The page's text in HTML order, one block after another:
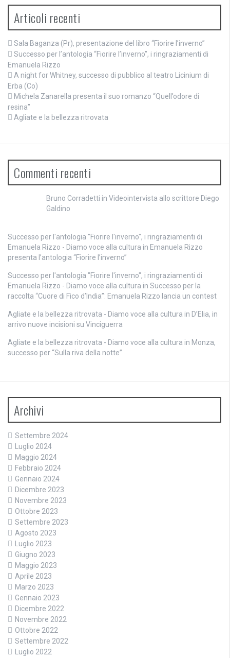
Articoli recenti
Sala Baganza (Pr), presentazione del libro “Fiorire l’inverno”
Successo per l’antologia “Fiorire l’inverno”, i ringraziamenti di
Emanuela Rizzo
A night for Whitney, successo di pubblico al teatro Licinium di
Erba (Co)
Michela Zanarella presenta il suo romanzo “Quell’odore di
resina”
Agliate e la bellezza ritrovata
Commenti recenti
Bruno Corradetti in Videointervista allo scrittore Diego
Galdino
Successo per l'antologia "Fiorire l'inverno", i ringraziamenti di
Emanuela Rizzo - Diamo voce alla cultura in Emanuela Rizzo
presenta l’antologia “Fiorire l’inverno”
Successo per l'antologia "Fiorire l'inverno", i ringraziamenti di
Emanuela Rizzo - Diamo voce alla cultura in Successo per la
raccolta “Cuore di Fico d’India”: Emanuela Rizzo lancia un contest
Agliate e la bellezza ritrovata - Diamo voce alla cultura in D’Elia, in
arrivo nuove incisioni su Vinciguerra
Agliate e la bellezza ritrovata - Diamo voce alla cultura in Monza,
successo per “Sulla riva della notte”
Archivi
Settembre 2024
Luglio 2024
Maggio 2024
Febbraio 2024
Gennaio 2024
Dicembre 2023
Novembre 2023
Ottobre 2023
Settembre 2023
Agosto 2023
Luglio 2023
Giugno 2023
Maggio 2023
Aprile 2023
Marzo 2023
Gennaio 2023
Dicembre 2022
Novembre 2022
Ottobre 2022
Settembre 2022
Luglio 2022